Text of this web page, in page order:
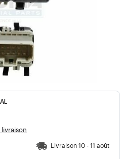
Livraison 10 - 11 août